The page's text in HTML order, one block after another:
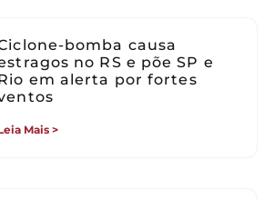
bomba causa
no RS e põe SP e
em alerta por fortes
Mais >